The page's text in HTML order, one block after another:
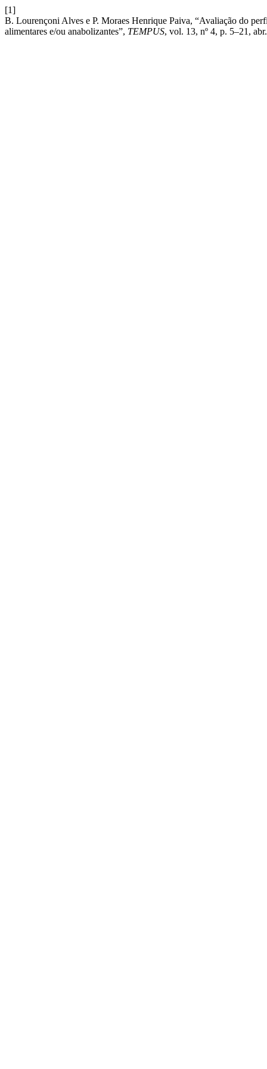
[1]
B. Lourençoni Alves e P. Moraes Henrique Paiva, “Avaliação do
alimentares e/ou anabolizantes”, TEMPUS, vol. 13, nº 4, p. 5–21,